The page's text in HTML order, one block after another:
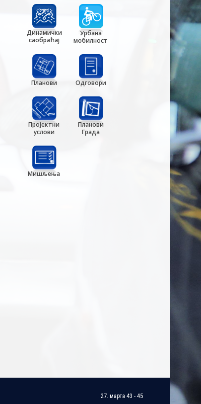
Динамички
саобраћај
Урбана
мобилност
Планови Одговори
Пројектни
услови
Планови
Града
Мишљења
27. марта 43 - 45